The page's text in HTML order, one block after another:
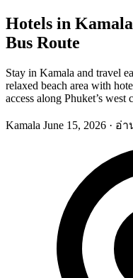
Hotels in
Bus Route
Stay in Kamala and travel
relaxed beach area with
access along Phuket’s west
Kamala June 15, 2026 · อ่า